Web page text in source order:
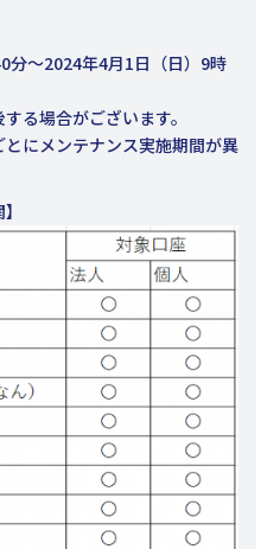
分～2024年4月1日（日）9時
る場合がございます。
にメンテナンス実施期間が異